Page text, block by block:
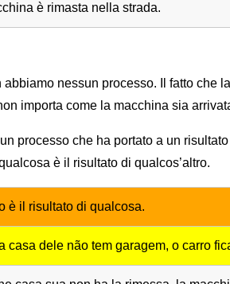
è rimasta nella strada.
abbiamo nessun processo. Il fatto che
importa come la macchina sia
un processo che ha portato a un
è il risultato di qualcos’altro.
è il risultato di qualcosa.
casa dele não tem garagem, o carro